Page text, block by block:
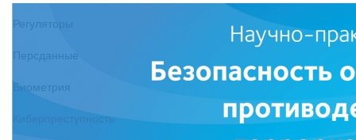
Регуляторы
Персданные
Биометрия
Киберпреступность